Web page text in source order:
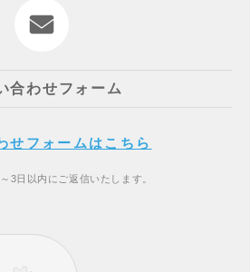
合わせフォーム
せフォームはこちら
3日以内にご返信いたします。